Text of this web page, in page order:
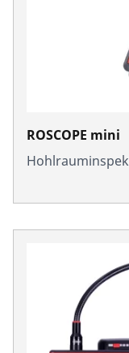
ROSCOPE mini